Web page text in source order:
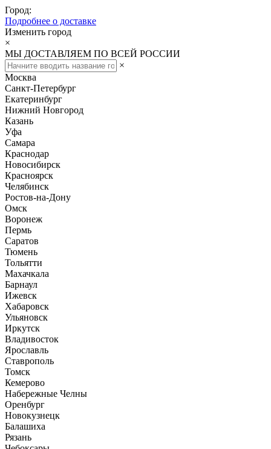
Город:
Подробнее о доставке
Изменить город
×
МЫ ДОСТАВЛЯЕМ ПО ВСЕЙ РОССИИ
×
Москва
Санкт-Петербург
Екатеринбург
Нижний Новгород
Казань
Уфа
Самара
Краснодар
Новосибирск
Красноярск
Челябинск
Ростов-на-Дону
Омск
Воронеж
Пермь
Саратов
Тюмень
Тольятти
Махачкала
Барнаул
Ижевск
Хабаровск
Ульяновск
Иркутск
Владивосток
Ярославль
Ставрополь
Томск
Кемерово
Набережные Челны
Оренбург
Новокузнецк
Балашиха
Рязань